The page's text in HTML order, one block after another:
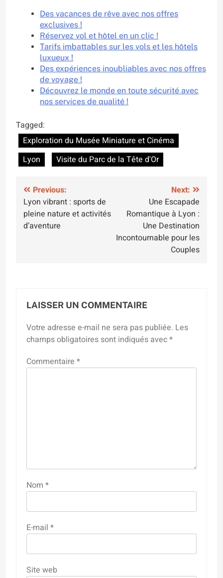
Des vacances de rêve avec nos offres
exclusives !
Réservez vol et hôtel en un clic !
Tarifs imbattables sur les vols et les hôtels
luxueux !
Des expériences inoubliables avec nos offres
de voyage !
Découvrez le monde en toute sécurité avec
nos services de qualité !
Tagged:
Exploration du Musée Miniature et Cinéma
Lyon
Visite du Parc de la Tête d'Or
Navigation
de
l’article
Previous:
Lyon vibrant : sports de
pleine nature et activités
d’aventure
Next:
Une Escapade
Romantique à Lyon :
Une Destination
Incontournable pour les
Couples
LAISSER UN COMMENTAIRE
Votre adresse e-mail ne sera pas publiée. Les
champs obligatoires sont indiqués avec*
Commentaire *
Nom *
E-mail *
Site web